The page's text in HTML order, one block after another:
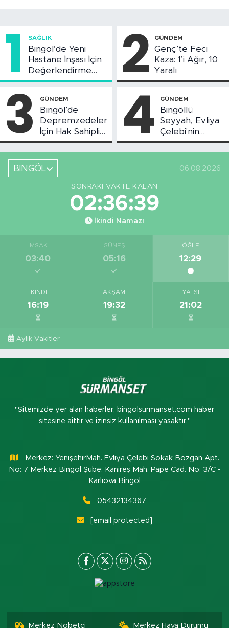
1 SAĞLIK
Bingöl’de Yeni
Hastane İnşası İçin
Değerlendirme
Toplantısı Yapıldı
2 GÜNDEM
Genç’te Feci
Kaza: 1’i Ağır, 10
Yaralı
3 GÜNDEM
Bingöl’de
Depremzedeler
İçin Hak Sahipliği
Askı Süreci
Başladı
4 GÜNDEM
Bingöllü
Seyyah, Evliya
Çelebi'nin
Bahsettiği
Bingöl'deki O
BİNGÖL 06.08.2026
SONRAKI VAKTE KALAN
02:36:38
İkindi Namazı
İMSAK
03:40
GÜNEŞ
05:16
ÖĞLE
12:29
İKINDI
16:19
AKŞAM
19:32
YATSI
21:02
Aylık Vakitler
"Sitemizde yer alan haberler, bingolsurmanset.com haber
sitesine aittir ve izinsiz kullanılması yasaktır."
Merkez: YenişehirMah. Evliya Çelebi Sokak Bozgan Apt.
No: 7 Merkez Bingöl Şube: Kanireş Mah. Pape Cad. No: 3/C -
Karlıova Bingöl
05432134367
[email protected]
Merkez Nöbetçi Merkez Hava Durumu